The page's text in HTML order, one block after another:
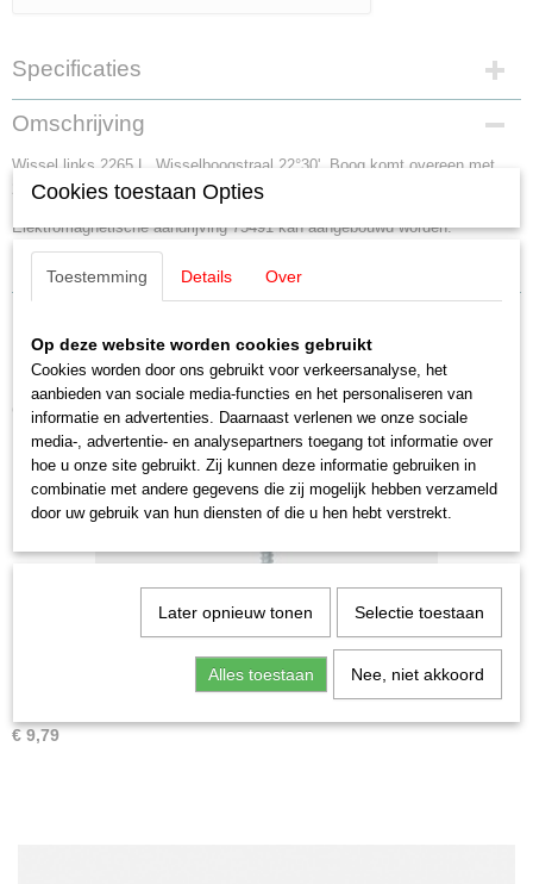
Specificaties
Productcode
2265
Omschrijving
Wissel links.2265 L. Wisselboogstraal 22°30'. Boog komt overeen met
2232. Lengte van de rechte rail 168,9 mm.
Elektromagnetische aandrijving 75491 kan aangebouwd worden.
Ook interessant
€ 9,79
Cookies toestaan Opties
Toestemming Details Over
Op deze website worden cookies gebruikt
Cookies worden door ons gebruikt voor verkeersanalyse, het
aanbieden van sociale media-functies en het personaliseren van
informatie en advertenties. Daarnaast verlenen we onze sociale
media-, advertentie- en analysepartners toegang tot informatie over
hoe u onze site gebruikt. Zij kunnen deze informatie gebruiken in
combinatie met andere gegevens die zij mogelijk hebben verzameld
door uw gebruik van hun diensten of die u hen hebt verstrekt.
Later opnieuw tonen Selectie toestaan
Alles toestaan Nee, niet akkoord